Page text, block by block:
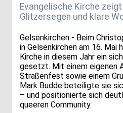
Evangelische Kirche
Glitzersegen und klare
Gelsenkirchen - Beim
in Gelsenkirchen am 16. Mai
Kirche in diesem Jahr ein
gesetzt. Mit einem eigenen
Straßenfest sowie einem
Mark Budde beteiligte sie
– und positionierte sich
queeren Community.